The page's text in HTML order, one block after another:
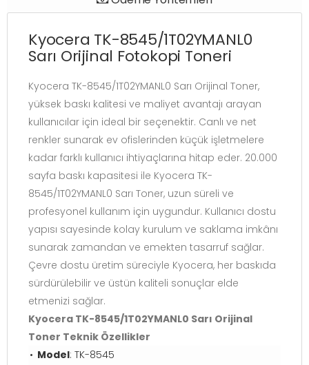
Kyocera TK-8545/1T02YMANL0
Sarı Orijinal Fotokopi Toneri
Kyocera TK-8545/1T02YMANL0 Sarı Orijinal Toner,
yüksek baskı kalitesi ve maliyet avantajı arayan
kullanıcılar için ideal bir seçenektir. Canlı ve net
renkler sunarak ev ofislerinden küçük işletmelere
kadar farklı kullanıcı ihtiyaçlarına hitap eder. 20.000
sayfa baskı kapasitesi ile Kyocera TK-
8545/1T02YMANL0 Sarı Toner, uzun süreli ve
profesyonel kullanım için uygundur. Kullanıcı dostu
yapısı sayesinde kolay kurulum ve saklama imkânı
sunarak zamandan ve emekten tasarruf sağlar.
Çevre dostu üretim süreciyle Kyocera, her baskıda
sürdürülebilir ve üstün kaliteli sonuçlar elde
etmenizi sağlar.
Kyocera TK-8545/1T02YMANL0 Sarı Orijinal
Toner Teknik Özellikler
Model: TK-8545